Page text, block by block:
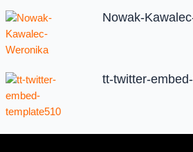
Nowak-
tt-twitter-